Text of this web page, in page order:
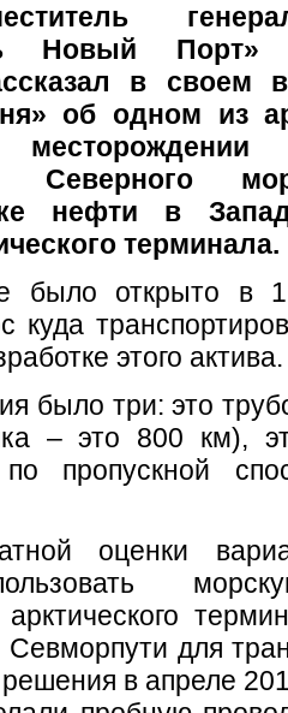
Новый Порт»
в своем
об одном из
Северного
нефти в
терминала.
было открыто в
куда
этого актива.
было три: это
– это 800 км),
по пропускной
оценки
арктического
Севморпути для
решения в апреле